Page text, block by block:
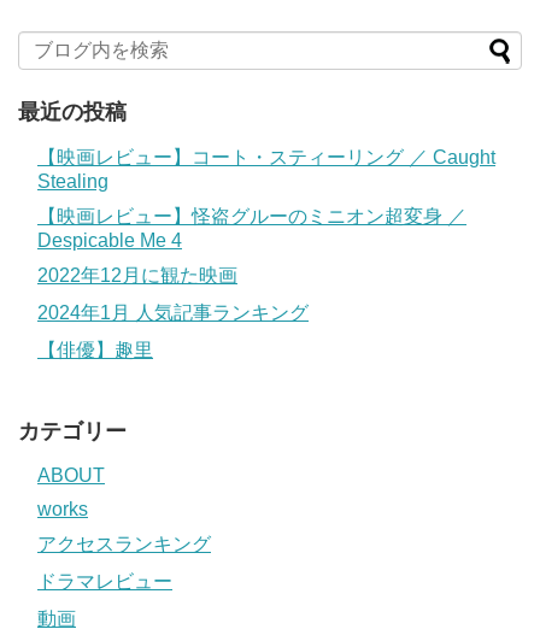
最近の投稿
【映画レビュー】コート・スティーリング ／ Caught
Stealing
【映画レビュー】怪盗グルーのミニオン超変身 ／
Despicable Me 4
2022年12月に観た映画
2024年1月 人気記事ランキング
【俳優】趣里
カテゴリー
ABOUT
works
アクセスランキング
ドラマレビュー
動画